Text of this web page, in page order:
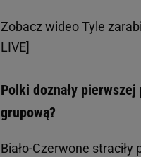
Zobacz wideoTyle
LIVE]
Polki doznały
grupową?
Biało-Czerwone